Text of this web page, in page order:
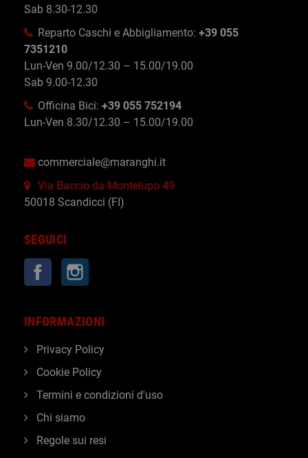
Sab 8.30-12.30
Reparto Caschi e Abbigliamento: +39 055
7351210
Lun-Ven 9.00/12.30 – 15.00/19.00
Sab 9.00-12.30
Officina Bici: +39 055 752194
Lun-Ven 8.30/12.30 – 15.00/19.00
commerciale@maranghi.it
Via Baccio da Montelupo 49
50018 Scandicci (FI)
SEGUICI
Facebook
INFORMAZIONI
Privacy Policy
Cookie Policy
Termini e condizioni d'uso
Chi siamo
Regole sui resi